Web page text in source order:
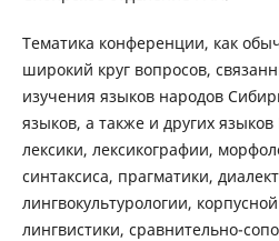
Тематика конференции, как
широкий круг вопросов,
изучения языков народов
языков, а также и других
лексики, лексикографии,
синтаксиса, прагматики,
лингвокультурологии,
лингвистики, сравнительно-